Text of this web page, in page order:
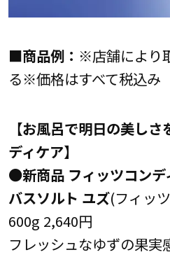
■商品例： ※店舗により
る※価格はすべて税込み
【お風呂で明日の美し
ディケア】
●新商品 フィッツコンデ
バスソルト ユズ(フィッ
600g 2,640円
フレッシュなゆずの果実